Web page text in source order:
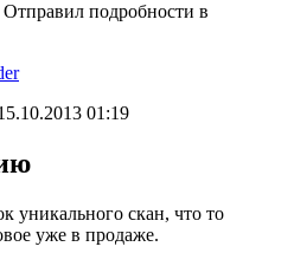
Отправил подробности в
01:19
уникального скан, что то
уже в продаже.